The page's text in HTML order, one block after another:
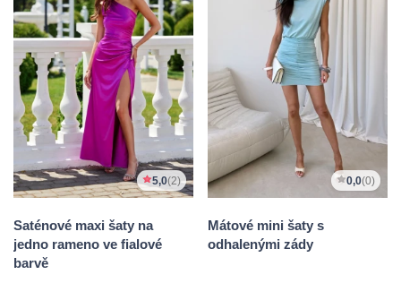
5,0(2)
Saténové maxi šaty na
jedno rameno ve fialové
barvě
0,0(0)
Mátové mini šaty s
odhalenými zády